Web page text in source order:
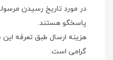
در مورد تاریخ رسیدن
پاسخگو هستند.
هزینه ارسال طبق تعرفه
گرامی است.